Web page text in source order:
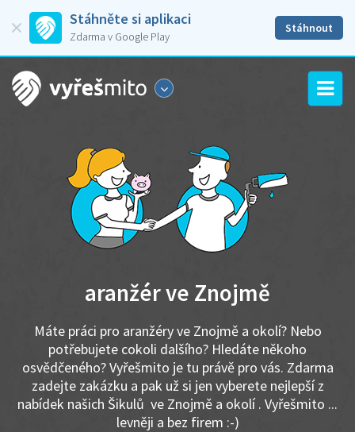
Stáhněte si aplikaci
Zdarma v Google Play
Stáhnout
aranžér ve Znojmě
Máte práci pro aranžéry ve Znojmě a okolí? Nebo
potřebujete cokoli dalšího? Hledáte někoho
osvědčeného? Vyřešmito je tu právě pro vás. Zdarma
zadejte zakázku a pak už si jen vyberete nejlepší z
nabídek našich Šikulů ve Znojmě a okolí . Vyřešmito ...
levněji a bez firem :-)